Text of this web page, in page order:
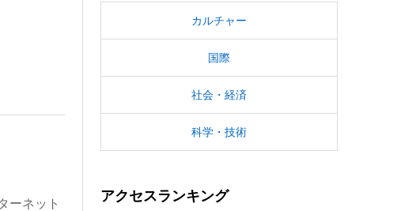
ーネット
カルチャー
国際
社会・経済
科学・技術
アクセスランキング